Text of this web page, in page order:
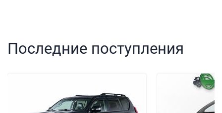
Последние поступления